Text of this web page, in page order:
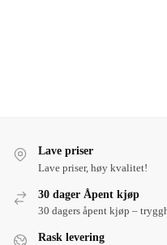
Lave priser
Lave priser, høy kvalitet!
30 dager Åpent kjøp
30 dagers åpent kjøp –
Rask levering